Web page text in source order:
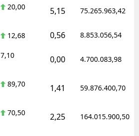
20,00 5,15 75.265.963,42
12,68 0,56 8.853.056,54
7,10 0,00 4.700.083,98
89,70 1,41 59.876.400,70
70,50 2,25 164.015.900,50